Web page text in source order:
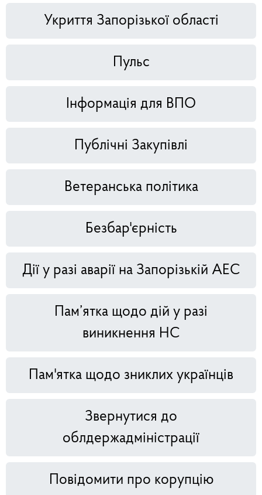
Укриття Запорізької області
Пульс
Інформація для ВПО
Публічні Закупівлі
Ветеранська політика
Безбар'єрність
Дії у разі аварії на Запорізькій АЕС
Пам’ятка щодо дій у разі
виникнення НС
Пам'ятка щодо зниклих українців
Звернутися до
облдержадміністрації
Повідомити про корупцію